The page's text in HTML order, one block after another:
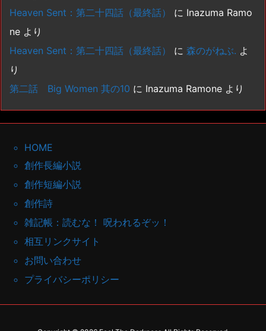
Heaven Sent：第二十四話（最終話）
に Inazuma Ramo
ne より
Heaven Sent：第二十四話（最終話）
に 森のがねぶ. よ
り
第二話 Big Women 其の10 に Inazuma Ramone より
HOME
創作長編小説
創作短編小説
創作詩
雑記帳：読むな！ 呪われるぞッ！
相互リンクサイト
お問い合わせ
プライバシーポリシー